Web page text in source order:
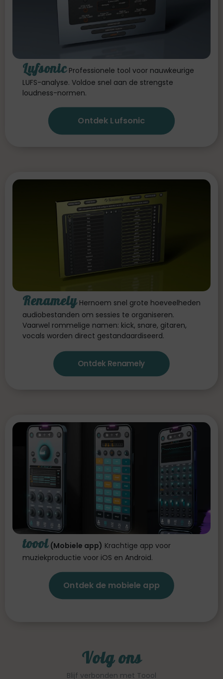
Lufsonic Professionele tool voor nauwkeurige
LUFS-analyse. Voldoe snel aan de strengste
loudness-normen.
Ontdek Lufsonic
Renamely Hernoem snel grote hoeveelheden
audiobestanden om sessies te organiseren.
Vaarwel rommelige namen: kick, snare, gitaren,
vocals worden direct gestandaardiseerd.
Ontdek Renamely
toool (Mobiele app) Krachtige app voor
muziekproductie voor iOS en Android.
Ontdek de mobiele app
Volg ons
Blijf verbonden met Toool